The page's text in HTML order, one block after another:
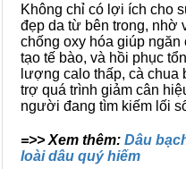
Không chỉ có lợi ích cho
đẹp da từ bên trong, nhờ
chống oxy hóa giúp ngăn
tạo tế bào, và hồi phục
lượng calo thấp, cà chua
trợ quá trình giảm cân
người đang tìm kiếm lối
=>> Xem thêm: Dâu
loài dâu quý hiếm